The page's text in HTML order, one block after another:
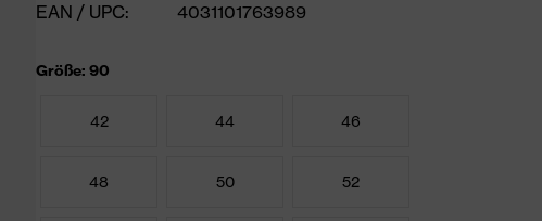
EAN / UPC:
4031101763989
Größe: 90
42 44 46
48 50 52